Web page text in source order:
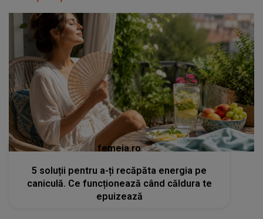
femeia.ro
5 soluții pentru a-ți recăpăta energia pe
caniculă. Ce funcționează când căldura te
epuizează